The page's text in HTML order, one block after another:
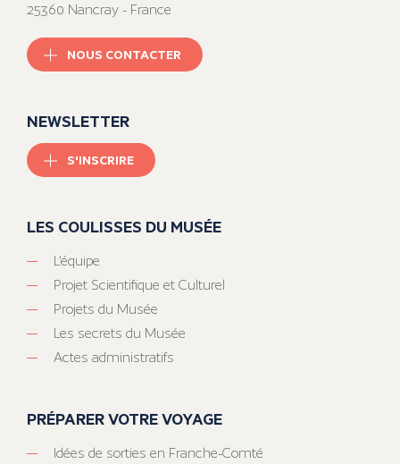
25360 Nancray - France
NOUS CONTACTER
NEWSLETTER
S'INSCRIRE
LES COULISSES DU MUSÉE
L’équipe
Projet Scientifique et Culturel
Projets du Musée
Les secrets du Musée
Actes administratifs
PRÉPARER VOTRE VOYAGE
Idées de sorties en Franche-Comté